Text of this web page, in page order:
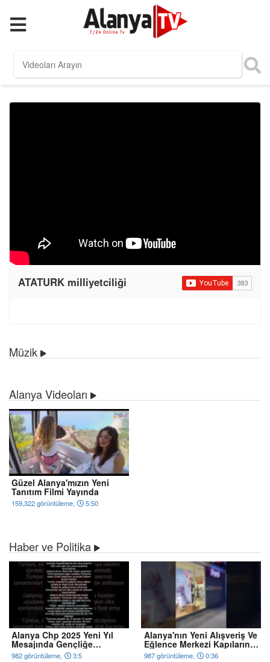
ATATURK milliyetciliği
Müzik
Alanya Videoları
Güzel Alanya'mızın Yeni
Tanıtım Filmi Yayında
159,322 görüntüleme, 5:50
Haber ve Politika
Alanya Chp 2025 Yeni Yıl
Mesajında Gençliğe
Hitabe'ye Atıfta Bulundu
982 görüntüleme, 3:5
Alanya'nın Yeni Alışveriş Ve
Eğlence Merkezi Kapılarını
Açıyor
987 görüntüleme, 0:36